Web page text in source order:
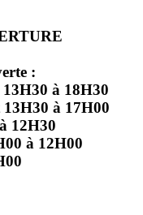
:
à 18H30
à 17H00
12H30
à 12H00